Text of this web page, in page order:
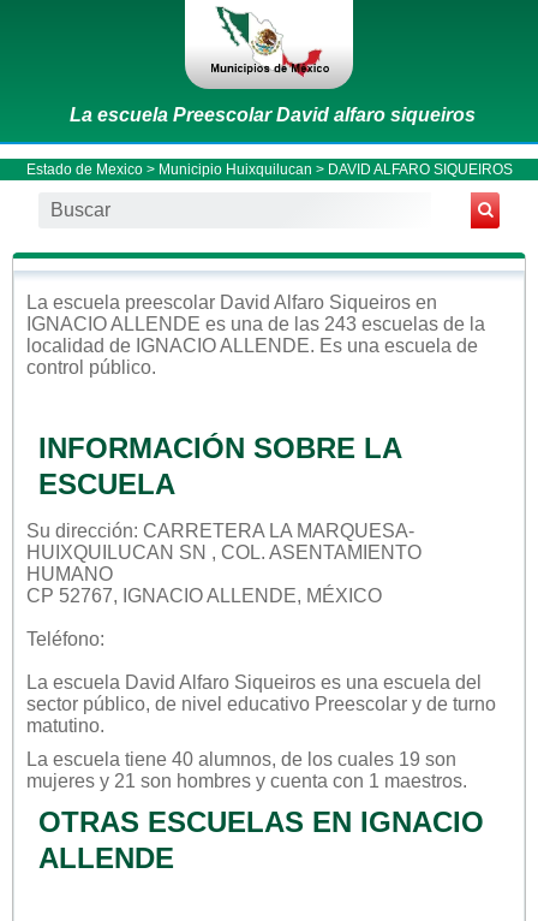
La escuela Preescolar David alfaro siqueiros
Estado de Mexico> Municipio Huixquilucan > DAVID ALFARO SIQUEIROS
La escuela preescolar David Alfaro Siqueiros en
IGNACIO ALLENDE es una de las 243 escuelas de la
localidad de IGNACIO ALLENDE. Es una escuela de
control público.
INFORMACIÓN SOBRE LA
ESCUELA
Su dirección: CARRETERA LA MARQUESA-
HUIXQUILUCAN SN , COL. ASENTAMIENTO
HUMANO
CP 52767, IGNACIO ALLENDE, MÉXICO
Teléfono:
La escuela David Alfaro Siqueiros es una escuela del
sector público, de nivel educativo Preescolar y de turno
matutino.
La escuela tiene 40 alumnos, de los cuales 19 son
mujeres y 21 son hombres y cuenta con 1 maestros.
OTRAS ESCUELAS EN IGNACIO
ALLENDE